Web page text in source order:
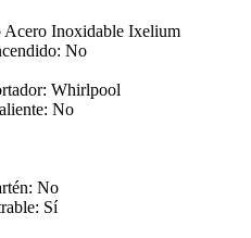
Acero Inoxidable Ixelium
No
Whirlpool
No
No
Sí